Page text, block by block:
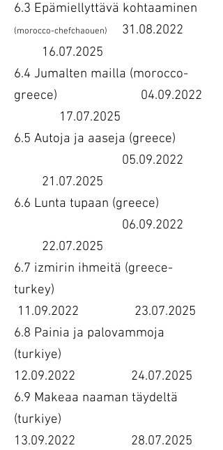
6.3 Epämiellyttävä kohtaaminen
(morocco-chefchaouen) 31.08.2022
16.07.2025
6.4 Jumalten mailla (morocco-
greece) 04.09.2022
17.07.2025
6.5 Autoja ja aaseja (greece)
05.09.2022
21.07.2025
6.6 Lunta tupaan (greece)
06.09.2022
22.07.2025
6.7 izmirin ihmeitä (greece-
turkey)
11.09.2022 23.07.2025
6.8 Painia ja palovammoja
(turkiye)
12.09.2022 24.07.2025
6.9 Makeaa naaman täydeltä
(turkiye)
13.09.2022 28.07.2025